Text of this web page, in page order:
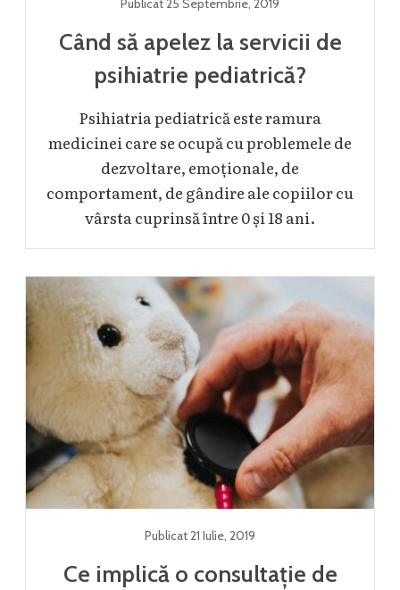
Publicat25 Septembrie, 2019
Când să apelez la servicii de
psihiatrie pediatrică?
Psihiatria pediatrică este ramura
medicinei care se ocupă cu problemele de
dezvoltare, emoționale, de
comportament, de gândire ale copiilor cu
vârsta cuprinsă între 0 și 18 ani.
Publicat21 Iulie, 2019
Ce implică o consultație de